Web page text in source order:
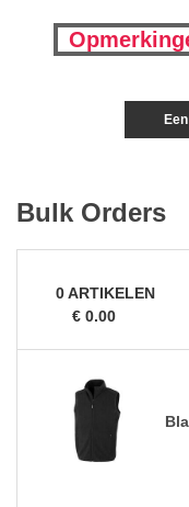
Bulk Orders
0ARTIKELEN
€ 0.00